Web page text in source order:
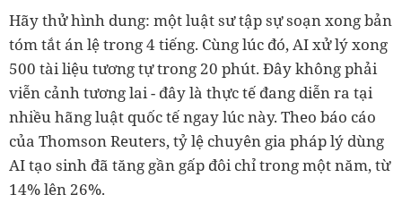
Hãy thử hình dung: một luật sư tập sự soạn xong bản
tóm tắt án lệ trong 4 tiếng. Cùng lúc đó, AI xử lý xong
500 tài liệu tương tự trong 20 phút. Đây không phải
viễn cảnh tương lai - đây là thực tế đang diễn ra tại
nhiều hãng luật quốc tế ngay lúc này. Theo báo cáo
của Thomson Reuters, tỷ lệ chuyên gia pháp lý dùng
AI tạo sinh đã tăng gần gấp đôi chỉ trong một năm, từ
14% lên 26%.